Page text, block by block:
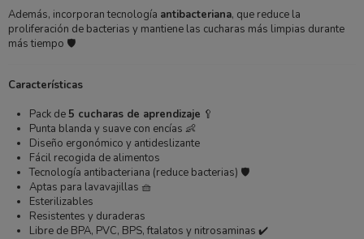
Además, incorporan tecnología antibacteriana, que reduce la
proliferación de bacterias y mantiene las cucharas más limpias durante
más tiempo 🛡️
Características
Pack de5 cucharas de aprendizaje 🥄
Punta blanda y suave con encías 👶
Diseño ergonómico y antideslizante
Fácil recogida de alimentos
Tecnología antibacteriana (reduce bacterias) 🛡️
Aptas para lavavajillas 🧺
Esterilizables
Resistentes y duraderas
Libre de BPA, PVC, BPS, ftalatos y nitrosaminas ✔️